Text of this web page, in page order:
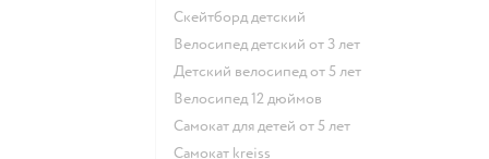
Скейтборд детский
Велосипед детский от 3 лет
Детский велосипед от 5 лет
Велосипед 12 дюймов
Самокат для детей от 5 лет
Самокат kreiss